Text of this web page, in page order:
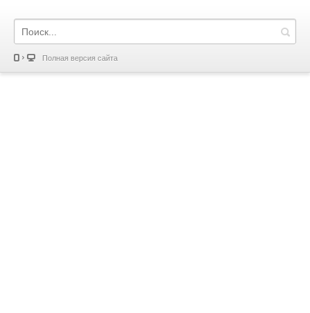
Полная версия сайта